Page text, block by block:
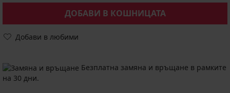
ДОБАВИ В КОШНИЦАТА
Добави в любими
Безплатна замяна и връщане в рамките
на 30 дни.